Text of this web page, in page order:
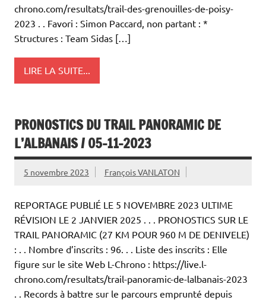
chrono.com/resultats/trail-des-grenouilles-de-poisy-
2023 . . Favori : Simon Paccard, non partant : *
Structures : Team Sidas […]
LIRE LA SUITE...
PRONOSTICS DU TRAIL PANORAMIC DE
L’ALBANAIS / 05-11-2023
5 novembre 2023 François VANLATON
REPORTAGE PUBLIÉ LE 5 NOVEMBRE 2023 ULTIME
RÉVISION LE 2 JANVIER 2025 . . . PRONOSTICS SUR LE
TRAIL PANORAMIC (27 KM POUR 960 M DE DENIVELE)
: . . Nombre d’inscrits : 96. . . Liste des inscrits : Elle
figure sur le site Web L-Chrono : https://live.l-
chrono.com/resultats/trail-panoramic-de-lalbanais-2023
. . Records à battre sur le parcours emprunté depuis